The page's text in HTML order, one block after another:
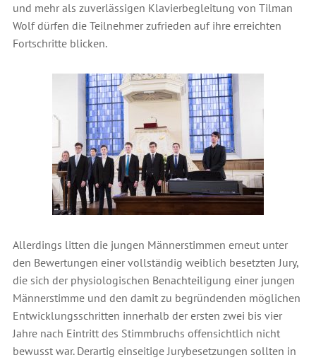
und mehr als zuverlässigen Klavierbegleitung von Tilman
Wolf dürfen die Teilnehmer zufrieden auf ihre erreichten
Fortschritte blicken.
Allerdings litten die jungen Männerstimmen erneut unter
den Bewertungen einer vollständig weiblich besetzten Jury,
die sich der physiologischen Benachteiligung einer jungen
Männerstimme und den damit zu begründenden möglichen
Entwicklungsschritten innerhalb der ersten zwei bis vier
Jahre nach Eintritt des Stimmbruchs offensichtlich nicht
bewusst war. Derartig einseitige Jurybesetzungen sollten in